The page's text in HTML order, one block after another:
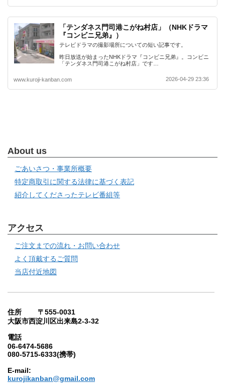
「テンダネス門司港こがね村店」（NHKドラマ
『コンビニ兄弟』）
テレビドラマの撮影場所についての短い記事です。
昨日放送が始まったNHKドラマ『コンビニ兄弟』。コンビニ
「テンダネス門司港こがね村店」です…
www.kuroji-kanban.com 2026-04-29 23:36
About us
ごあいさつ・事業所概要
特定商取引に関する法律に基づく表記
紹介してくださったテレビ番組等
アクセス
ご注文までの流れ・お問い合わせ
よく頂戴するご質問
当店付近地図
住所 〒555-0031
大阪市西淀川区出来島2-3-32
電話
06-6474-5686
080-5715-6333(携帯)
E-mail:
kurojikanban@gmail.com